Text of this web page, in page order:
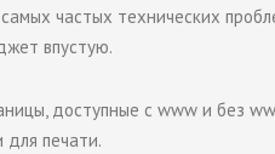
частых технических
впустую.
доступные с www и без
для печати.